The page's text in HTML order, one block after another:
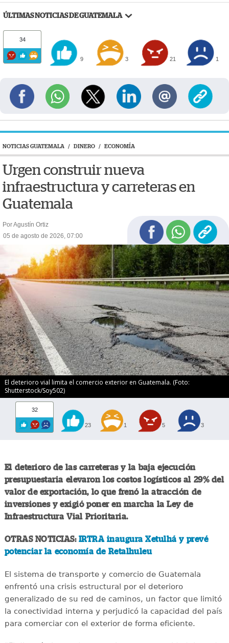
ÚLTIMAS NOTICIAS DE GUATEMALA
34
9 3 21 1
NOTICIAS GUATEMALA / DINERO / ECONOMÍA
Urgen construir nueva
infraestructura y carreteras en
Guatemala
Por Agustín Ortiz
05 de agosto de 2026, 07:00
El deterioro vial limita el comercio exterior en Guatemala. (Foto:
Shutterstock/Soy502)
32
23 1 5 3
El deterioro de las carreteras y la baja ejecución
presupuestaria elevaron los costos logísticos al 29% del
valor de exportación, lo que frenó la atracción de
inversiones y exigió poner en marcha la Ley de
Infraestructura Vial Prioritaria.
OTRAS NOTICIAS:IRTRA inaugura Xetulhá y prevé
potenciar la economía de Retalhuleu
El sistema de transporte y comercio de Guatemala
enfrentó una crisis estructural por el deterioro
generalizado de su red de caminos, un factor que limitó
la conectividad interna y perjudicó la capacidad del país
para comerciar con el exterior de forma eficiente.